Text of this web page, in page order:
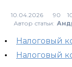
90
Автор статьи:
Налоговый
Налоговый